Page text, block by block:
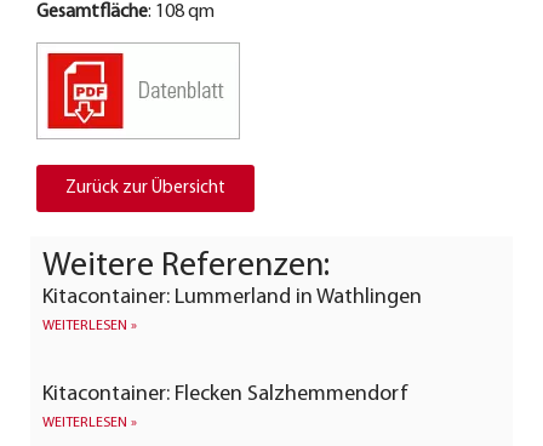
Gesamtfläche: 108 qm
Zurück zur Übersicht
Weitere Referenzen:
Kitacontainer: Lummerland in Wathlingen
WEITERLESEN »
Kitacontainer: Flecken Salzhemmendorf
WEITERLESEN »